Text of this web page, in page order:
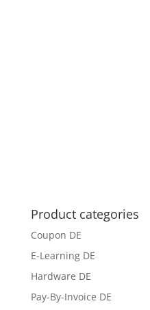
Product categories
Coupon DE
E-Learning DE
Hardware DE
Pay-By-Invoice DE